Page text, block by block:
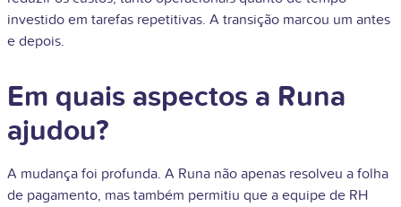
investido em tarefas repetitivas. A transição marcou um antes
e depois.
Em quais aspectos a Runa
ajudou?
A mudança foi profunda. A Runa não apenas resolveu a folha
de pagamento, mas também permitiu que a equipe de RH